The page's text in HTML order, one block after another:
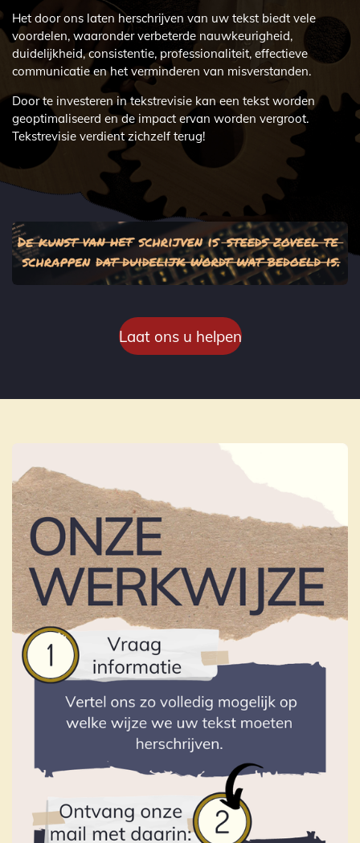
Het door ons laten herschrijven van uw tekst biedt vele
voordelen, waaronder verbeterde nauwkeurigheid,
duidelijkheid, consistentie, professionaliteit, effectieve
communicatie en het verminderen van misverstanden.
Door te investeren in tekstrevisie kan een tekst worden
geoptimaliseerd en de impact ervan worden vergroot.
Tekstrevisie verdient zichzelf terug!
Laat ons u helpen